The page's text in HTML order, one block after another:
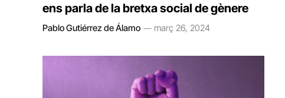
ens parla de la bretxa social de gènere
Pablo Gutiérrez de Álamo març 26, 2024